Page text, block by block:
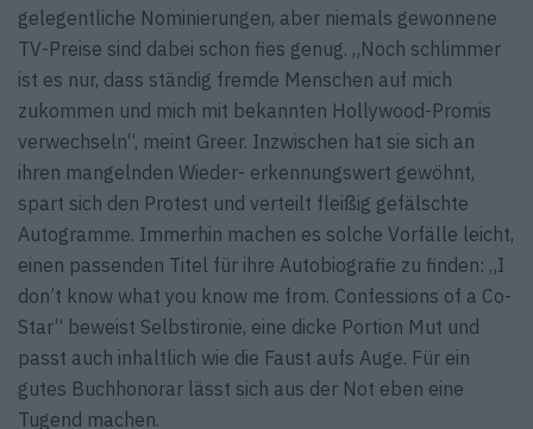
gelegentliche Nominierungen, aber niemals gewonnene
TV-Preise sind dabei schon fies genug. „Noch schlimmer
ist es nur, dass ständig fremde Menschen auf mich
zukommen und mich mit bekannten Hollywood-Promis
verwechseln“, meint Greer. Inzwischen hat sie sich an
ihren mangelnden Wieder- erkennungswert gewöhnt,
spart sich den Protest und verteilt fleißig gefälschte
Autogramme. Immerhin machen es solche Vorfälle leicht,
einen passenden Titel für ihre Autobiografie zu finden: „I
don’t know what you know me from. Confessions of a Co-
Star“ beweist Selbstironie, eine dicke Portion Mut und
passt auch inhaltlich wie die Faust aufs Auge. Für ein
gutes Buchhonorar lässt sich aus der Not eben eine
Tugend machen.